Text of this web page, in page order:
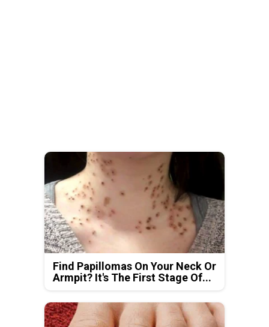
Find Papillomas On Your Neck Or
Armpit? It's The First Stage Of...